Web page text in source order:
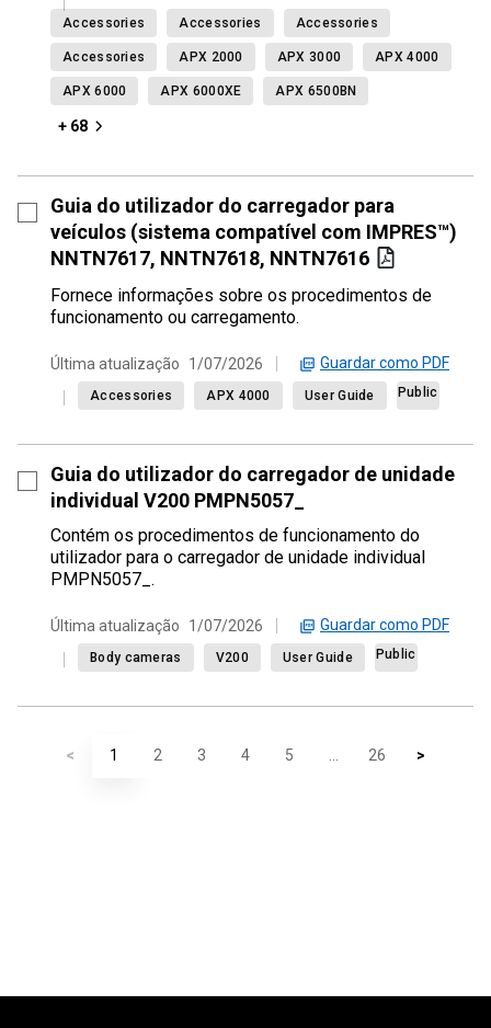
Accessories Accessories Accessories
Accessories APX 2000 APX 3000 APX 4000
APX 6000 APX 6000XE APX 6500BN
+ 68
Guia do utilizador do carregador para
veículos (sistema compatível com IMPRES™)
NNTN7617, NNTN7618, NNTN7616
Fornece informações sobre os procedimentos de
funcionamento ou carregamento.
Última atualização 1/07/2026 Guardar como PDF
Accessories APX 4000 User Guide Public
Guia do utilizador do carregador de unidade
individual V200 PMPN5057_
Contém os procedimentos de funcionamento do
utilizador para o carregador de unidade individual
PMPN5057_.
Última atualização 1/07/2026 Guardar como PDF
Body cameras V200 User Guide Public
< 1 2 3 4 5 ... 26 >